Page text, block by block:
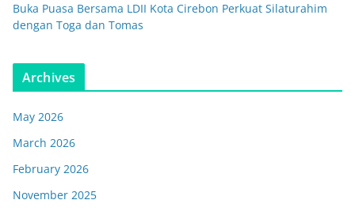
Buka Puasa Bersama LDII Kota Cirebon Perkuat Silaturahim
dengan Toga dan Tomas
Archives
May 2026
March 2026
February 2026
November 2025